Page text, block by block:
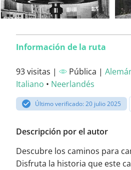
Información de la ruta
93 visitas | Pública |
Italiano • Neerlandés
Último verificado: 20 julio 2025
Descripción por el autor
Descubre los caminos para
Disfruta la historia que este